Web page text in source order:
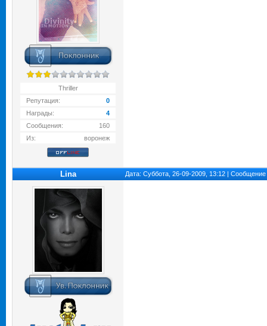
Thriller
Репутация:
0
Награды:
4
Сообщения:
160
Из:
воронеж
Lina Дата: Суббота, 26-09-2009, 13:12 |